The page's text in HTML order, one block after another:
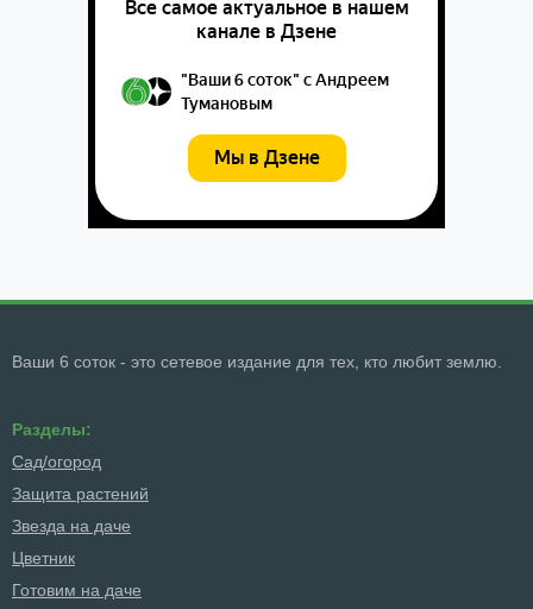
Ваши 6 соток - это сетевое издание для тех, кто любит землю.
Разделы:
Сад/огород
Защита растений
Звезда на даче
Цветник
Готовим на даче